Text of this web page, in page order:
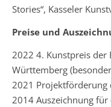
Stories“, Kasseler
Preise und
2022 4. Kunstpreis der
Württemberg
2021 Projektförderung
2014 Auszeichnung für